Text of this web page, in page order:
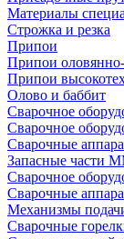
Материалы
Строжка и резка
Припои
Припои
Припои
Олово и баббит
Сварочное
Сварочное
Сварочные
Запасные части
Сварочное
Сварочные
Механизмы
Сварочные